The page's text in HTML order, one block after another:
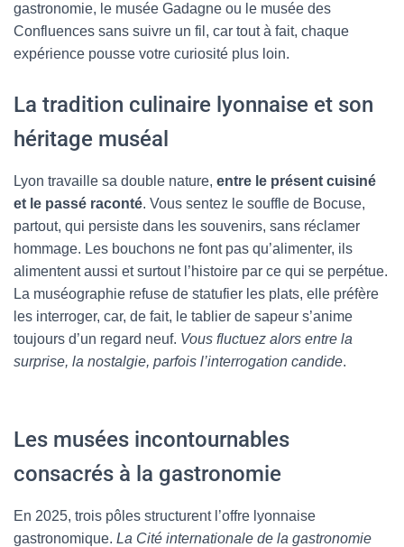
gastronomie, le musée Gadagne ou le musée des
Confluences sans suivre un fil, car tout à fait, chaque
expérience pousse votre curiosité plus loin.
La tradition culinaire lyonnaise et son
héritage muséal
Lyon travaille sa double nature, entre le présent cuisiné
et le passé raconté. Vous sentez le souffle de Bocuse,
partout, qui persiste dans les souvenirs, sans réclamer
hommage. Les bouchons ne font pas qu’alimenter, ils
alimentent aussi et surtout l’histoire par ce qui se perpétue.
La muséographie refuse de statufier les plats, elle préfère
les interroger, car, de fait, le tablier de sapeur s’anime
toujours d’un regard neuf. Vous fluctuez alors entre la
surprise, la nostalgie, parfois l’interrogation candide.
Les musées incontournables
consacrés à la gastronomie
En 2025, trois pôles structurent l’offre lyonnaise
gastronomique. La Cité internationale de la gastronomie